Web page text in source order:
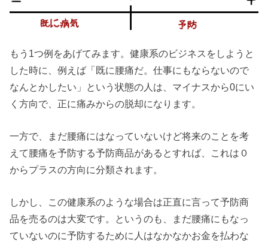
もう1つ例をあげてみます。健康系のビジネスをしようと
した時に、例えば「既に腰痛だ。仕事にもならないので
なんとかしたい」という状態の人は、マイナスから0にい
く方向で、正に痛みからの脱却になります。
一方で、まだ腰痛にはなっていないけど将来のことを考
えて腰痛を予防する予防商品があるとすれば、これは０
からプラスの方向に分類されます。
しかし、この健康系のような場合は正直に言って予防商
品を売るのは大変です。というのも、まだ腰痛にもなっ
ていないのに予防するために人はなかなかお金を払わな